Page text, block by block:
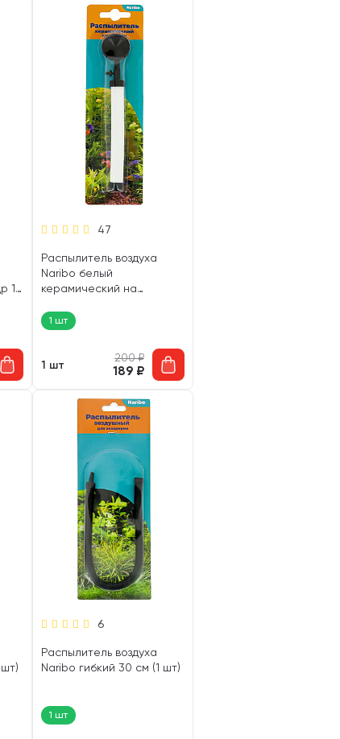
13
47
Распылитель воздуха
Naribo белый
керамический на
1 шт
1 шт
200₽
189 ₽
6
Распылитель воздуха
Naribo гибкий 30 см (1 шт)
1 шт